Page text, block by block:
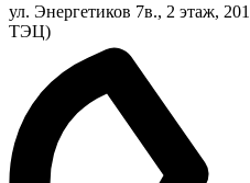
ул. Энергетиков 7в., 2 этаж,
ТЭЦ)